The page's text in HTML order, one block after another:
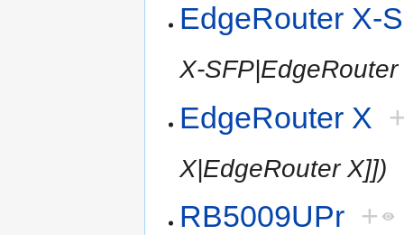
EdgeRouter X-
X-
EdgeRouter X
X|EdgeRouter X]])
RB5009UPr +